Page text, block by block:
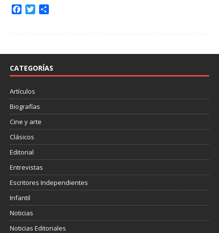
o
k
T
r
t
i
CATEGORÍAS
Artículos
Biografías
Cine y arte
Clásicos
Editorial
Entrevistas
Escritores Independientes
Infantil
Noticias
Noticias Editoriales